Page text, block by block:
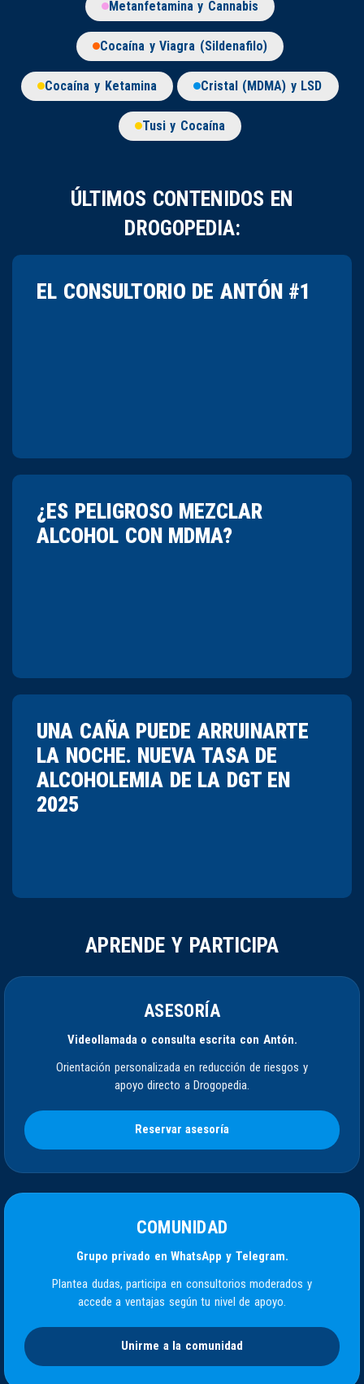
Metanfetamina y Cannabis
Cocaína y Viagra (Sildenafilo)
Cocaína y Ketamina Cristal (MDMA) y LSD
Tusi y Cocaína
ÚLTIMOS CONTENIDOS EN
DROGOPEDIA:
EL CONSULTORIO DE ANTÓN #1
¿ES PELIGROSO MEZCLAR
ALCOHOL CON MDMA?
UNA CAÑA PUEDE ARRUINARTE
LA NOCHE. NUEVA TASA DE
ALCOHOLEMIA DE LA DGT EN
2025
APRENDE Y PARTICIPA
ASESORÍA
Videollamada o consulta escrita con Antón.
Orientación personalizada en reducción de riesgos y
apoyo directo a Drogopedia.
Reservar asesoría
COMUNIDAD
Grupo privado en WhatsApp y Telegram.
Plantea dudas, participa en consultorios moderados y
accede a ventajas según tu nivel de apoyo.
Unirme a la comunidad